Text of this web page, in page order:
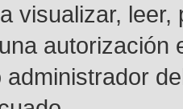
visualizar,
autorización
administrador